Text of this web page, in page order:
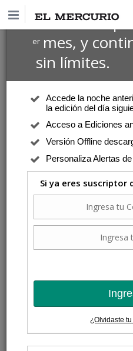
Suscríbete por
ermes, y
sin límites.
Accede la noche
la edición del día
Acceso a Ediciones
Versión Offline
Personaliza Alertas
Si ya eres suscriptor
¿Olvidaste